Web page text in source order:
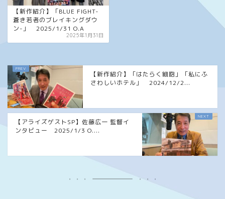
【新作紹介】「BLUE FIGHT-
蒼き若者のブレイキングダウ
ン-」 2025/1/31 O.A
2025年1月31日
【新作紹介】「はたらく細胞」「私にふ
さわしいホテル」 2024/12/2...
【アライズゲストSP】佐藤広一 監督イ
ンタビュー 2025/1/3 O....